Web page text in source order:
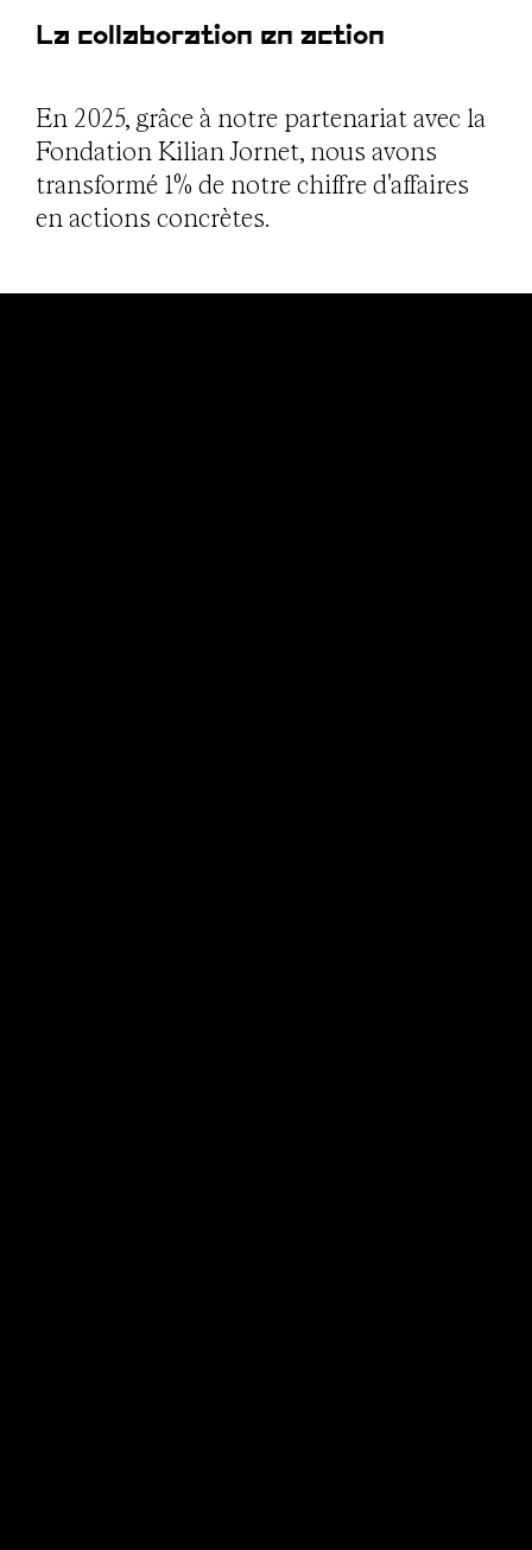
La collaboration en action
En 2025, grâce à notre partenariat avec la
Fondation Kilian Jornet, nous avons
transformé 1% de notre chiffre d'affaires
en actions concrètes.